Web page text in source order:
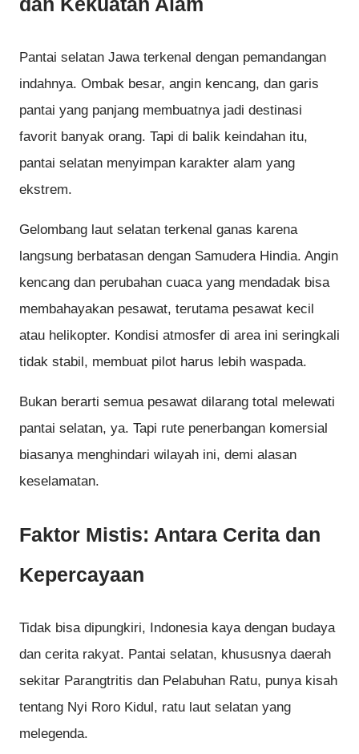
Pantai selatan Jawa terkenal dengan pemandangan
indahnya. Ombak besar, angin kencang, dan garis
pantai yang panjang membuatnya jadi destinasi
favorit banyak orang. Tapi di balik keindahan itu,
pantai selatan menyimpan karakter alam yang
ekstrem.
Gelombang laut selatan terkenal ganas karena
langsung berbatasan dengan Samudera Hindia. Angin
kencang dan perubahan cuaca yang mendadak bisa
membahayakan pesawat, terutama pesawat kecil
atau helikopter. Kondisi atmosfer di area ini seringkali
tidak stabil, membuat pilot harus lebih waspada.
Bukan berarti semua pesawat dilarang total melewati
pantai selatan, ya. Tapi rute penerbangan komersial
biasanya menghindari wilayah ini, demi alasan
keselamatan.
Faktor Mistis: Antara Cerita dan
Kepercayaan
Tidak bisa dipungkiri, Indonesia kaya dengan budaya
dan cerita rakyat. Pantai selatan, khususnya daerah
sekitar Parangtritis dan Pelabuhan Ratu, punya kisah
tentang Nyi Roro Kidul, ratu laut selatan yang
melegenda.